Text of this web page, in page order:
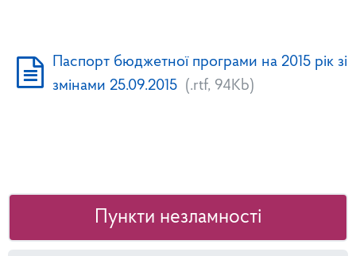
Паспорт бюджетної програми на 2015 рік зі
змінами 25.09.2015 (.rtf, 94Kb)
Пункти незламності